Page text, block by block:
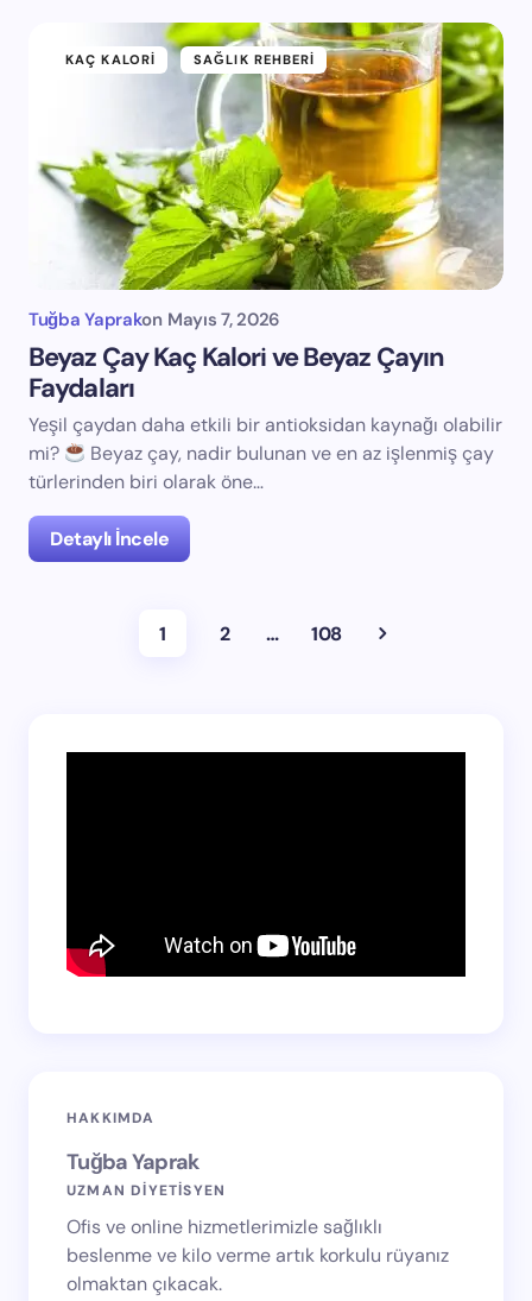
KAÇ KALORI SAĞLIK REHBERI
Tuğba Yaprakon Mayıs 7, 2026
Beyaz Çay Kaç Kalori ve Beyaz Çayın
Faydaları
Yeşil çaydan daha etkili bir antioksidan kaynağı olabilir
mi?
Beyaz çay, nadir bulunan ve en az işlenmiş çay
türlerinden biri olarak öne…
Detaylı İncele
1 2 … 108
HAKKIMDA
Tuğba Yaprak
UZMAN DİYETİSYEN
Ofis ve online hizmetlerimizle sağlıklı
beslenme ve kilo verme artık korkulu rüyanız
olmaktan çıkacak.